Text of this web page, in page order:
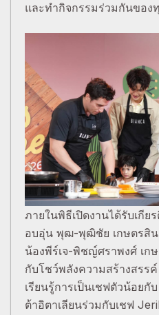
และทำกิจกรรมร่วมกันของ
ภายในพิธีเปิดงานได้รับเกี
อบอุ่น พุฒ-พุฒิชัย เกษตรสิ
น้องพีร์เจ-พิชญ์ศราพงศ์ เ
กับโชว์พลังความสร้างสรร
เรียนรู้การเป็นเชฟตัวน้อย
ต้าอิตาเลียนร่วมกับเชฟ